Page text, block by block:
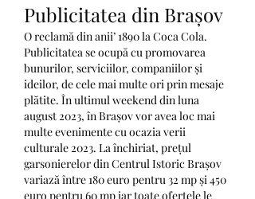
Publicitatea din Brașov
O reclamă din anii’ 1890 la Coca Cola.
Publicitatea se ocupă cu promovarea
bunurilor, serviciilor, companiilor și
ideilor, de cele mai multe ori prin mesaje
plătite. În ultimul weekend din luna
august 2023, în Brașov vor avea loc mai
multe evenimente cu ocazia verii
culturale 2023. La închiriat, prețul
garsonierelor din Centrul Istoric Brașov
variază între 180 euro pentru 32 mp și 450
euro pentru 60 mp iar toate ofertele le